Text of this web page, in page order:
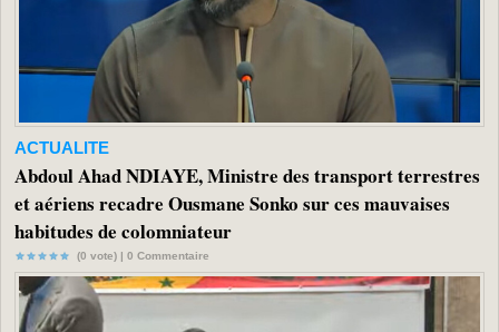
ACTUALITE
Abdoul Ahad NDIAYE, Ministre des transport terrestres
et aériens recadre Ousmane Sonko sur ces mauvaises
habitudes de colomniateur
(0 vote) | 0 Commentaire